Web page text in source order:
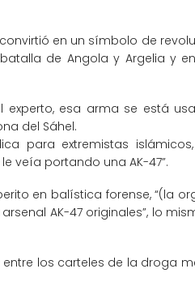
convirtió en un símbolo de
de Angola y Argelia y
experto, esa arma se está
del Sáhel.
para extremistas
veía portando una AK-47”.
en balística forense, “(la
AK-47 originales”, lo
los carteles de la droga